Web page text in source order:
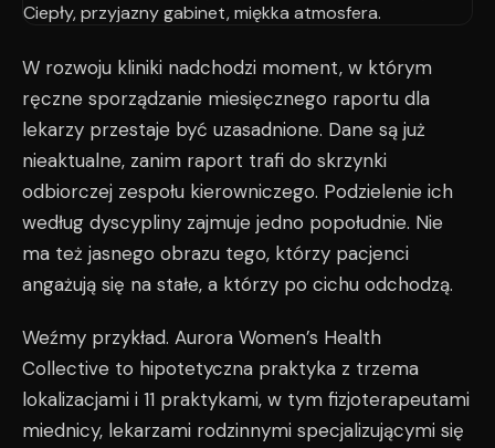
W rozwoju kliniki nadchodzi moment, w którym
ręczne sporządzanie miesięcznego raportu dla
lekarzy przestaje być uzasadnione. Dane są już
nieaktualne, zanim raport trafi do skrzynki
odbiorczej zespołu kierowniczego. Podzielenie ich
według dyscypliny zajmuje jedno popołudnie. Nie
ma też jasnego obrazu tego, którzy pacjenci
angażują się na stałe, a którzy po cichu odchodzą.
Weźmy przykład. Aurora Women’s Health
Collective to hipotetyczna praktyka z trzema
lokalizacjami i 11 praktykami, w tym fizjoterapeutami
miednicy, lekarzami rodzinnymi specjalizującymi się